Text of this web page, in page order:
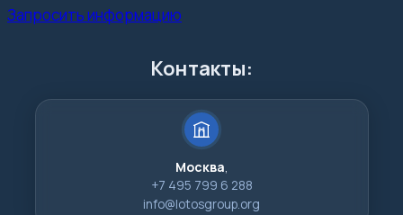
Запросить информацию
Контакты:
Москва,
+7 495 799 6 288
info@lotosgroup.org